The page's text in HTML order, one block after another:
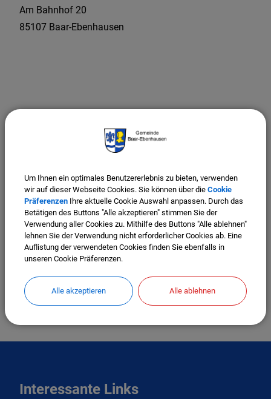
Am Bahnhof 20
85107 Baar-Ebenhausen
Interessante Links
Um Ihnen ein optimales Benutzererlebnis zu bieten, verwenden
wir auf dieser Webseite Cookies. Sie können über die Cookie
Präferenzen Ihre aktuelle Cookie Auswahl anpassen. Durch das
Betätigen des Buttons "Alle akzeptieren" stimmen Sie der
Verwendung aller Cookies zu. Mithilfe des Buttons "Alle ablehnen"
lehnen Sie der Verwendung nicht erforderlicher Cookies ab. Eine
Auflistung der verwendeten Cookies finden Sie ebenfalls in
unseren Cookie Präferenzen.
Alle akzeptieren Alle ablehnen